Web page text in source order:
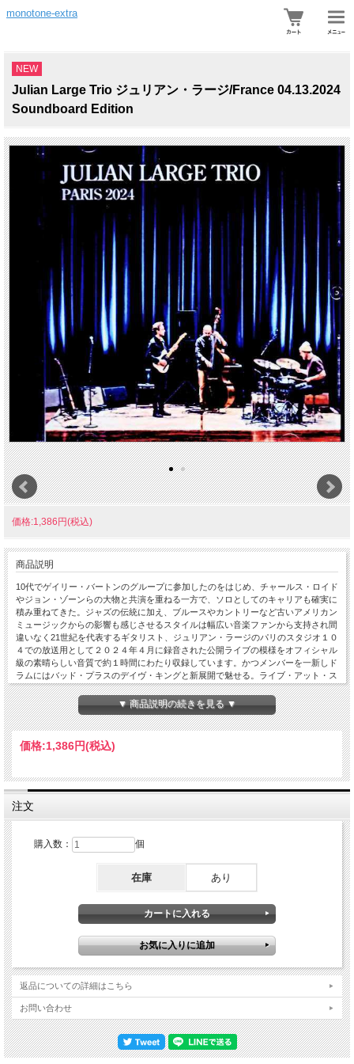
monotone-extra
NEW
Julian Large Trio ジュリアン・ラージ/France 04.13.2024
Soundboard Edition
価格:1,386円(税込)
商品説明
10代でゲイリー・バートンのグループに参加したのをはじめ、チャールス・ロイド
やジョン・ゾーンらの大物と共演を重ねる一方で、ソロとしてのキャリアも確実に
積み重ねてきた。ジャズの伝統に加え、ブルースやカントリーなど古いアメリカン
ミュージックからの影響も感じさせるスタイルは幅広い音楽ファンから支持され間
違いなく21世紀を代表するギタリスト、ジュリアン・ラージのパリのスタジオ１０
４での放送用として２０２４年４月に録音された公開ライブの模様をオフィシャル
級の素晴らしい音質で約１時間にわたり収録しています。かつメンバーを一新しド
ラムにはバッド・プラスのデイヴ・キングと新展開で魅せる。ライブ・アット・ス
タジオ １０４、ラジオ・フランス、パリ、フランス 04/13/2024 1.Speak To Me
2.Tributary 3.Tiburon 4.Island Blues 5.Northern Shuffle 6.I'll Be Seeing You ジュリア
ン・ラージ(g) ホルヘ・ローダー(b) デビッド・キング(dr)
▼ 商品説明の続きを見る ▼
価格:1,386円(税込)
注文
購入数： 個
在庫 あり
返品についての詳細はこちら
お問い合わせ